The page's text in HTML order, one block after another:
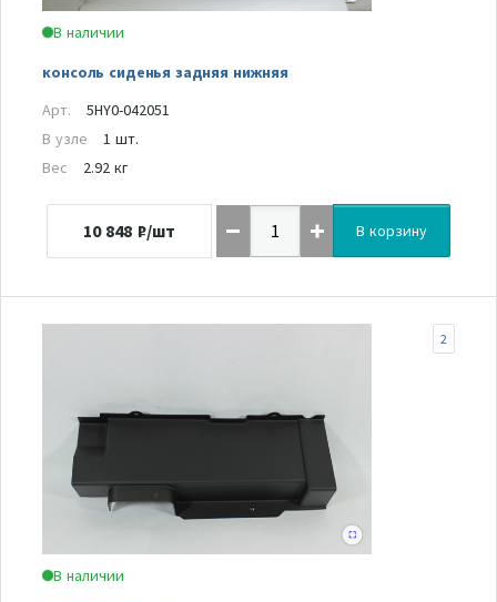
В наличии
консоль сиденья задняя нижняя
Арт.
5HY0-042051
В узле
1 шт.
Вес
2.92 кг
10 848 ₽/шт В корзину
В наличии
2